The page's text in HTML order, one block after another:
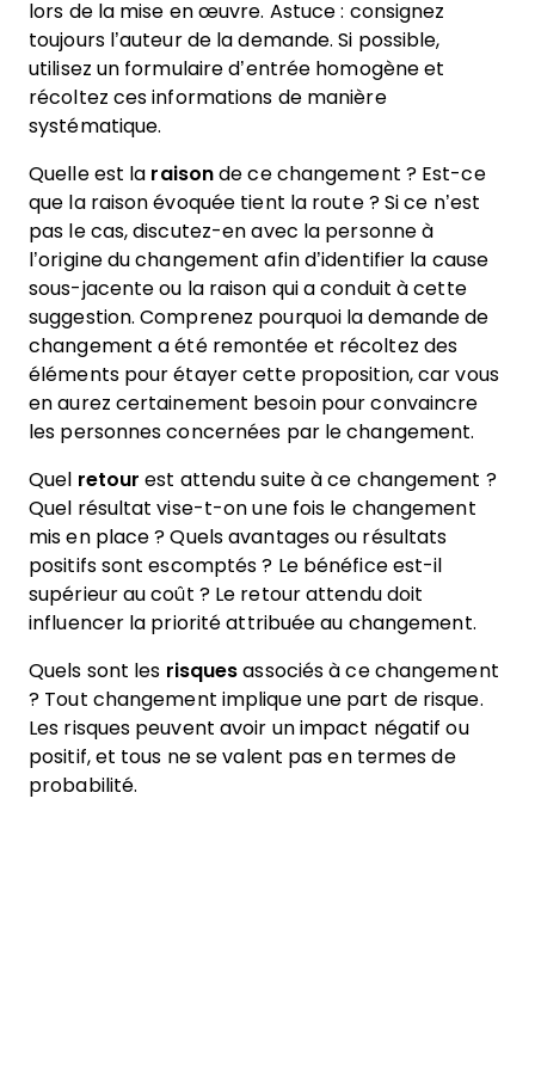
lors de la mise en œuvre. Astuce : consignez
toujours l’auteur de la demande. Si possible,
utilisez un formulaire d’entrée homogène et
récoltez ces informations de manière
systématique.
Quelle est la raison de ce changement ? Est-ce
que la raison évoquée tient la route ? Si ce n’est
pas le cas, discutez-en avec la personne à
l’origine du changement afin d’identifier la cause
sous-jacente ou la raison qui a conduit à cette
suggestion. Comprenez pourquoi la demande de
changement a été remontée et récoltez des
éléments pour étayer cette proposition, car vous
en aurez certainement besoin pour convaincre
les personnes concernées par le changement.
Quel retour est attendu suite à ce changement ?
Quel résultat vise-t-on une fois le changement
mis en place ? Quels avantages ou résultats
positifs sont escomptés ? Le bénéfice est-il
supérieur au coût ? Le retour attendu doit
influencer la priorité attribuée au changement.
Quels sont les risques associés à ce changement
? Tout changement implique une part de risque.
Les risques peuvent avoir un impact négatif ou
positif, et tous ne se valent pas en termes de
probabilité.